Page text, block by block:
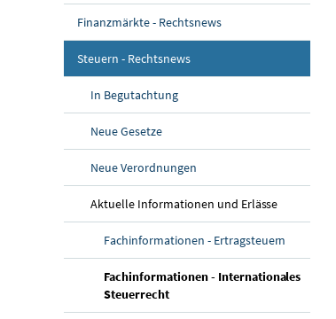
Finanzmärkte - Rechtsnews
Steuern - Rechtsnews
In Begutachtung
Neue Gesetze
Neue Verordnungen
Aktuelle Informationen und Erlässe
Fachinformationen - Ertragsteuern
Fachinformationen - Internationales
Steuerrecht(aktuelle Seite)